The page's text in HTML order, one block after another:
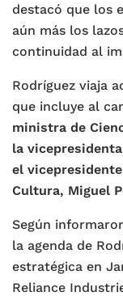
destacó que los
aún más los
continuidad al
Rodríguez viaja
que incluye al
ministra de
la
el
Cultura, Miguel
Según
la agenda de
estratégica en
Reliance